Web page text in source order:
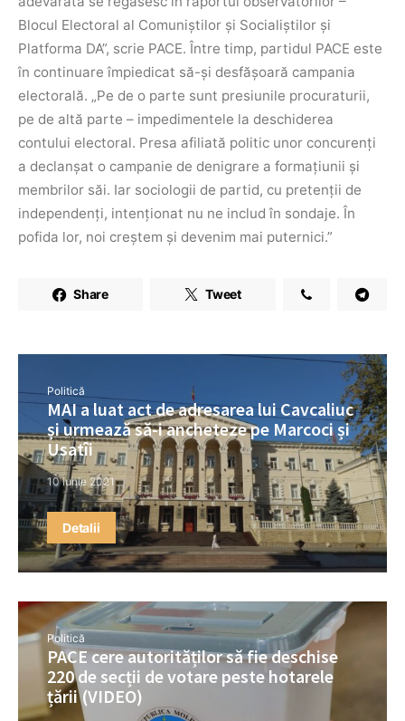
Blocul Electoral al Comuniștilor și Socialiștilor și
Platforma DA”, scrie PACE. Între timp, partidul PACE este
în continuare împiedicat să-și desfășoară campania
electorală. „Pe de o parte sunt presiunile procuraturii,
pe de altă parte – impedimentele la deschiderea
contului electoral. Presa afiliată politic unor concurenți
a declanșat o campanie de denigrare a formațiunii și
membrilor săi. Iar sociologii de partid, cu pretenții de
independenți, intenționat nu ne includ în sondaje. În
pofida lor, noi creștem și devenim mai puternici.”
Share Tweet
Politică
MAI a luat act de adresarea lui Cavcaliuc
și urmează să-i ancheteze pe Marcoci și
Usatîi
10 iunie 2021
Detalii
Politică
PACE cere autorităților să fie deschise
220 de secții de votare peste hotarele
țării (VIDEO)